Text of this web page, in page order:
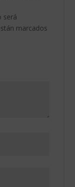
será
marcados